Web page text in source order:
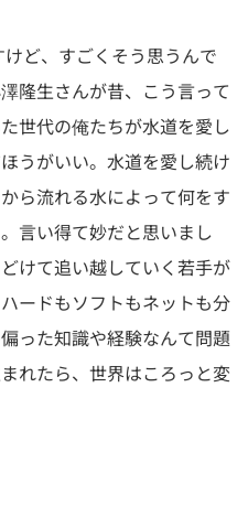
ど、すごくそう思うんで
隆生さんが昔、こう言って
世代の俺たちが水道を愛し
うがいい。水道を愛し続け
ら流れる水によって何をす
言い得て妙だと思いまし
けて追い越していく若手が
ードもソフトもネットも分
った知識や経験なんて問題
れたら、世界はころっと変